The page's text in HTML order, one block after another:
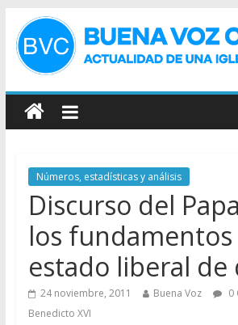
Números, estadísticas y análisis
Discurso del
los fundamentos
estado liberal de
24 noviembre, 2011 Buena Voz
0
Benedicto XVI